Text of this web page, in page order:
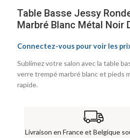
Table Basse Jessy
Marbré Blanc Métal Noir
Connectez-vous pour voir les
Sublimez votre salon avec la table
verre trempé marbré blanc et pieds
rapide.
Livraison en France et Belgique